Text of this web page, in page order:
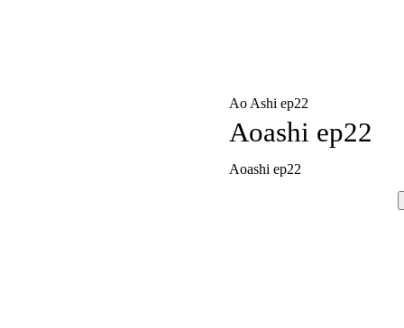
Ao Ashi ep22
Aoashi ep22
Aoashi ep22